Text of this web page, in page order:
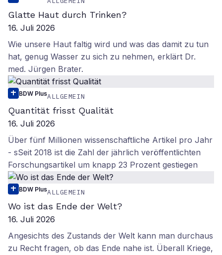
Glatte Haut durch Trinken?
16. Juli 2026
Wie unsere Haut faltig wird und was das damit zu tun
hat, genug Wasser zu sich zu nehmen, erklärt Dr.
med. Jürgen Brater.
BDW PlusALLGEMEIN
Quantität frisst Qualität
16. Juli 2026
Über fünf Millionen wissenschaftliche Artikel pro Jahr
- sSeit 2018 ist die Zahl der jährlich veröffentlichten
Forschungsartikel um knapp 23 Prozent gestiegen
BDW PlusALLGEMEIN
Wo ist das Ende der Welt?
16. Juli 2026
Angesichts des Zustands der Welt kann man durchaus
zu Recht fragen, ob das Ende nahe ist. Überall Kriege,